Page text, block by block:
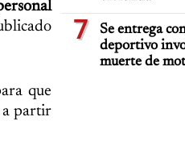
que
a partir
7
Se entrega
deportivo
muerte de